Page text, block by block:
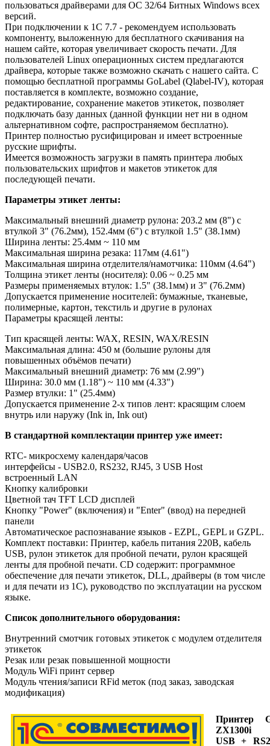
пользоваться драйверами для ОС 32/64 Битных Windows всех
версий.
При подключении к 1С 7.7 - рекомендуем использовать
компоненту, выложенную для бесплатного скачивания на
нашем сайте, которая увеличивает скорость печати. Для
пользователей Linux операционных систем предлагаются
драйвера, которые также возможно скачать с нашего сайта. С
помощью бесплатной программы GoLabel (Qlabel-IV), которая
поставляется в комплекте, возможно создание,
редактирование, сохранение макетов этикеток, позволяет
подключать базу данных (данной функции нет ни в одном
альтернативном софте, распространяемом бесплатно).
Принтер полностью русифицирован и имеет встроенные
русские шрифты.
Имеется возможность загрузки в память принтера любых
пользовательских шрифтов и макетов этикеток для
последующей печати.
Параметры этикет ленты:
Максимальный внешний диаметр рулона: 203.2 мм (8") c
втулкой 3" (76.2мм), 152.4мм (6") с втулкой 1.5" (38.1мм)
Ширина ленты: 25.4мм ~ 110 мм
Максимальная ширина резака: 117мм (4.61")
Максимальная ширина отделителя/намотчика: 110мм (4.64")
Толщина этикет ленты (носителя): 0.06 ~ 0.25 мм
Размеры применяемых втулок: 1.5" (38.1мм) и 3" (76.2мм)
Допускается применение носителей: бумажные, тканевые,
полимерные, картон, текстиль и другие в рулонах
Параметры красящей ленты:
Тип красящей ленты: WAX, RESIN, WAX/RESIN
Максимальная длина: 450 м (большие рулоны для
повышенных объёмов печати)
Максимальный внешний диаметр: 76 мм (2.99")
Ширина: 30.0 мм (1.18") ~ 110 мм (4.33")
Размер втулки: 1" (25.4мм)
Допускается применение 2-х типов лент: красящим слоем
внутрь или наружу (Ink in, Ink out)
В стандартной комплектации принтер уже имеет:
RTC- микросхему календаря/часов
интерфейсы - USB2.0, RS232, RJ45, 3 USB Host
встроенный LAN
Кнопку калибровки
Цветной тач TFT LCD дисплей
Кнопку "Power" (включения) и "Enter" (ввод) на передней
панели
Автоматическое распознавание языков - EZPL, GEPL и GZPL.
Комплект поставки: Принтер, кабель питания 220В, кабель
USB, рулон этикеток для пробной печати, рулон красящей
ленты для пробной печати. CD содержит: программное
обеспечение для печати этикеток, DLL, драйверы (в том числе
и для печати из 1С), руководство по эксплуатации на русском
языке.
Список дополнительного оборудования:
Внутренний смотчик готовых этикеток с модулем отделителя
этикеток
Резак или резак повышенной мощности
Модуль WiFi принт сервер
Модуль чтения/записи RFid меток (под заказ, заводская
модификация)
Принтер
ZX1300i
USB +